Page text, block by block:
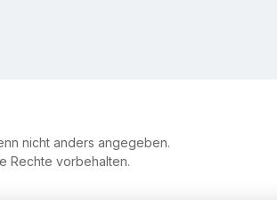
nicht anders angegeben.
Rechte vorbehalten.